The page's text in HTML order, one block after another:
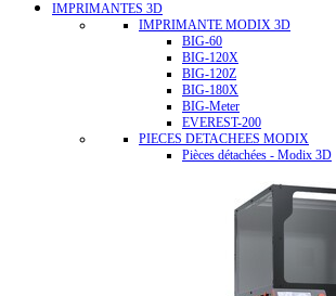
IMPRIMANTES 3D
IMPRIMANTE MODIX 3D
BIG-60
BIG-120X
BIG-120Z
BIG-180X
BIG-Meter
EVEREST-200
PIECES DETACHEES MODIX
Pièces détachées - Modix 3D